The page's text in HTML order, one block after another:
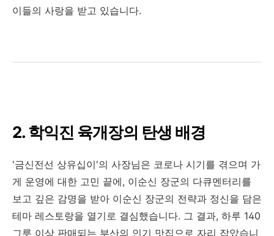
이들의 사랑을 받고 있습니다.
2. 학익진 육개장의 탄생 배경
'금신전선 상유십이'의 사장님은 코로나 시기를 겪으며 가
게 운영에 대한 고민 끝에, 이순신 장군의 다큐멘터리를
보고 깊은 감명을 받아 이순신 장군의 전략과 정신을 담은
테마 레스토랑을 열기로 결심했습니다. 그 결과, 하루 140
그릇 이상 판매되는 부산의 인기 맛집으로 자리 잡았습니